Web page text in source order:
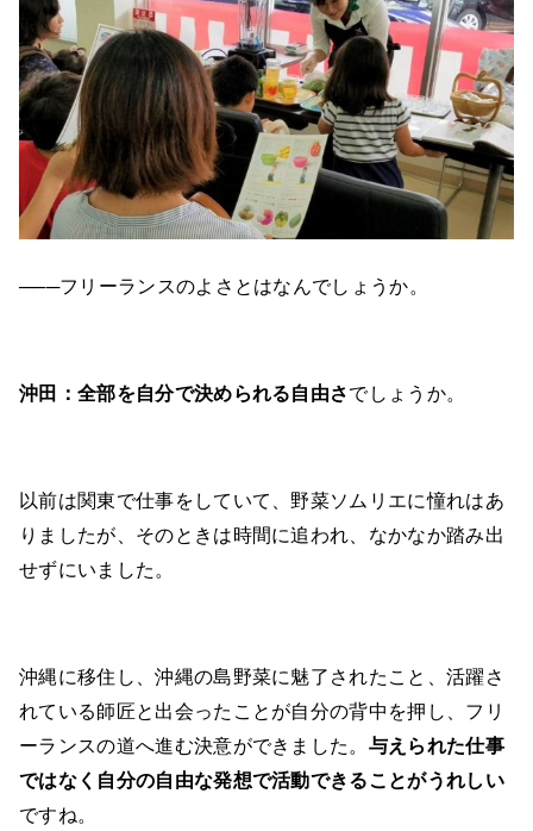
───フリーランスのよさとはなんでしょうか。
沖田： 全部を自分で決められる自由さでしょうか。
以前は関東で仕事をしていて、野菜ソムリエに憧れはあ
りましたが、そのときは時間に追われ、なかなか踏み出
せずにいました。
沖縄に移住し、沖縄の島野菜に魅了されたこと、活躍さ
れている師匠と出会ったことが自分の背中を押し、フリ
ーランスの道へ進む決意ができました。 与えられた仕事
ではなく自分の自由な発想で活動できることがうれしい
ですね。